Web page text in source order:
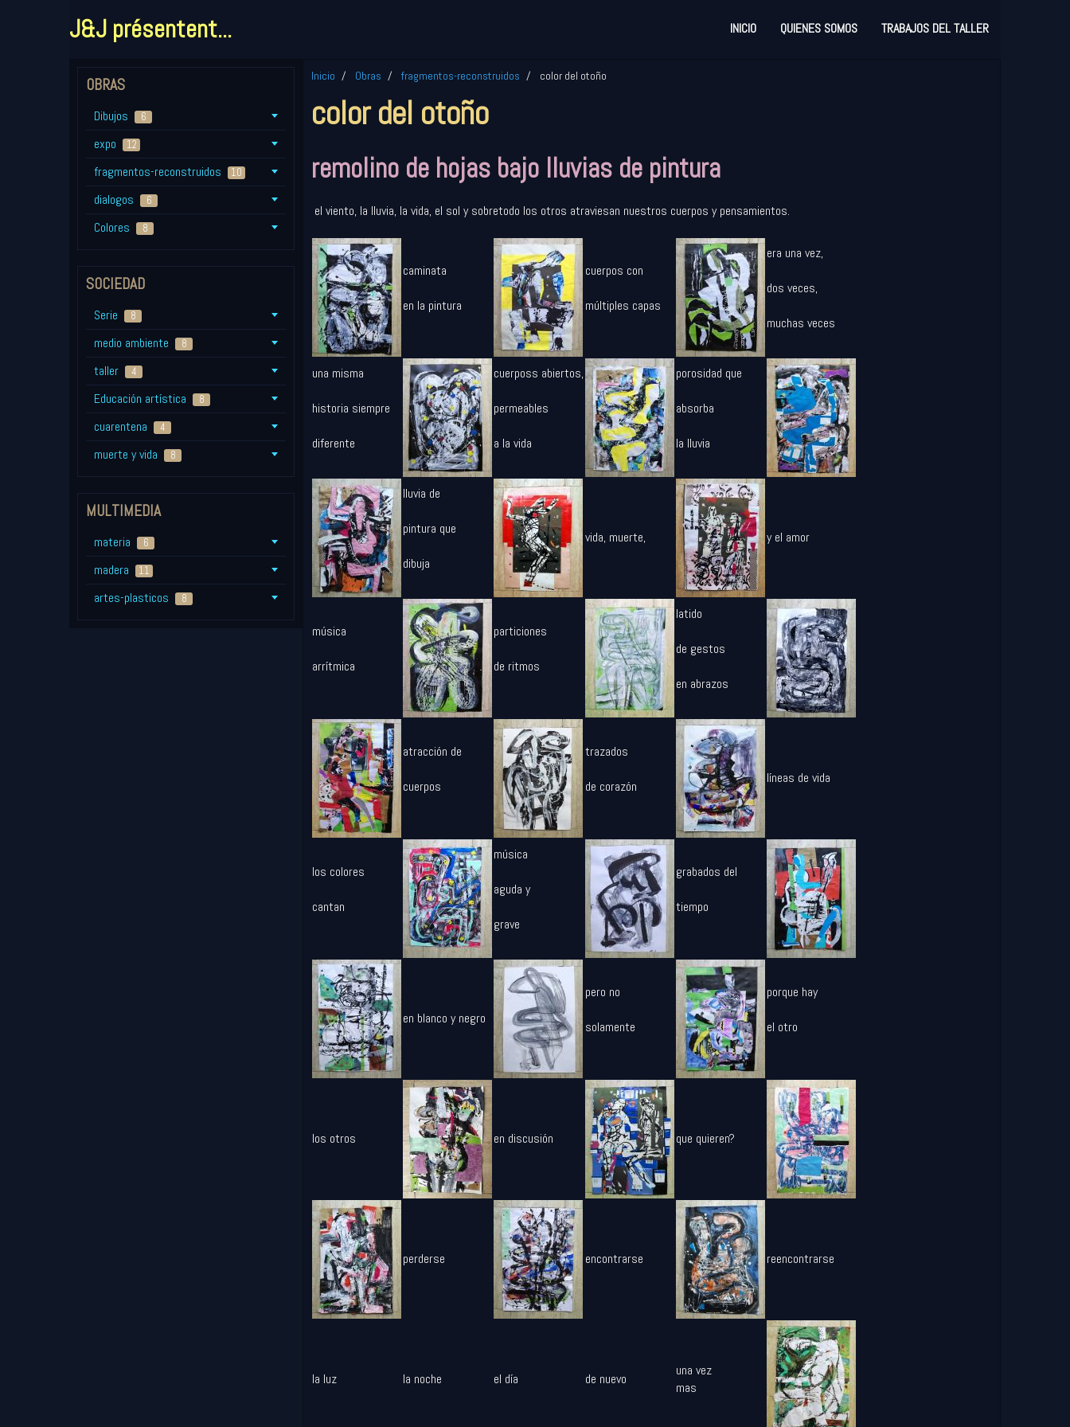
J&J présentent... INICIO QUIENES SOMOS TRABAJOS DEL TALLER
Inicio Obras fragmentos-reconstruidos color del otoño
color del otoño
remolino de hojas bajo lluvias de pintura
el viento, la lluvia, la vida, el sol y sobretodo los otros atraviesan nuestros cuerpos y pensamientos.
caminata
en la pintura
cuerpos con
múltiples capas
era una vez,
dos veces,
muchas veces
una misma
historia siempre
diferente
cuerposs abiertos,
permeables
a la vida
porosidad que
absorba
la lluvia
lluvia de
pintura que
dibuja
vida, muerte, y el amor
música
arrítmica
particiones
de ritmos
latido
de gestos
en abrazos
atracción de
cuerpos
trazados
de corazón
líneas de vida
los colores
cantan
música
aguda y
grave
grabados del
tiempo
en blanco y negro
pero no
solamente
porque hay
el otro
los otros en discusión que quieren?
perderse encontrarse reencontrarse
la luz la noche el día de nuevo
una vez
mas
OBRAS
Dibujos 6
expo 12
fragmentos-reconstruidos 10
dialogos 6
Colores 8
SOCIEDAD
Serie 8
medio ambiente 8
taller 4
Educación artística 8
cuarentena 4
muerte y vida 8
MULTIMEDIA
materia 6
madera 11
artes-plasticos 8